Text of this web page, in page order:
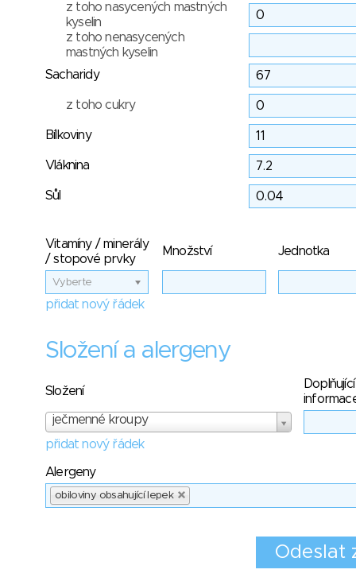
z toho nasycených mastných
kyselin
z toho nenasycených
mastných kyselin
Sacharidy
z toho cukry
Bílkoviny
Vláknina
Sůl
Vitamíny / minerály
/ stopové prvky
Množství Jednotka
Vyberte
přidat nový řádek
Složení a alergeny
Složení
Doplňující
ječmenné kroupy
přidat nový řádek
Alergeny
obiloviny obsahující lepek